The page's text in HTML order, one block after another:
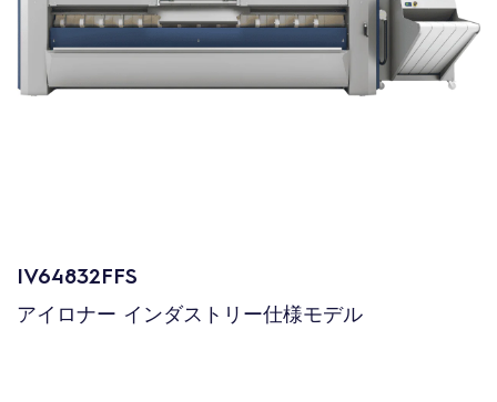
IV64832FFS
アイロナー インダストリー仕様モデル